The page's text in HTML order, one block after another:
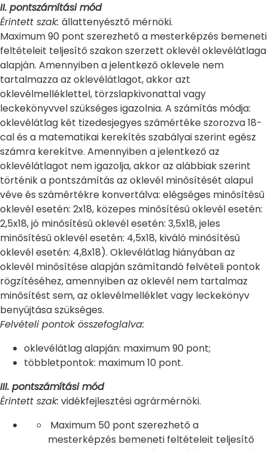
II. pontszámítási mód
Érintett szak: állattenyésztő mérnöki.
Maximum 90 pont szerezhető a mesterképzés bemeneti
feltételeit teljesítő szakon szerzett oklevél oklevélátlaga
alapján. Amennyiben a jelentkező oklevele nem
tartalmazza az oklevélátlagot, akkor azt
oklevélmelléklettel, törzslapkivonattal vagy
leckekönyvvel szükséges igazolnia. A számítás módja:
oklevélátlag két tizedesjegyes számértéke szorozva 18-
cal és a matematikai kerekítés szabályai szerint egész
számra kerekítve. Amennyiben a jelentkező az
oklevélátlagot nem igazolja, akkor az alábbiak szerint
történik a pontszámítás az oklevél minősítését alapul
véve és számértékre konvertálva: elégséges minősítésű
oklevél esetén: 2x18, közepes minősítésű oklevél esetén:
2,5x18, jó minősítésű oklevél esetén: 3,5x18, jeles
minősítésű oklevél esetén: 4,5x18, kiváló minősítésű
oklevél esetén: 4,8x18). Oklevélátlag hiányában az
oklevél minősítése alapján számítandó felvételi pontok
rögzítéséhez, amennyiben az oklevél nem tartalmaz
minősítést sem, az oklevélmelléklet vagy leckekönyv
benyújtása szükséges.
Felvételi pontok összefoglalva:
oklevélátlag alapján: maximum 90 pont;
többletpontok: maximum 10 pont.
III. pontszámítási mód
Érintett szak: vidékfejlesztési agrármérnöki.
Maximum 50 pont szerezhető a
mesterképzés bemeneti feltételeit teljesítő